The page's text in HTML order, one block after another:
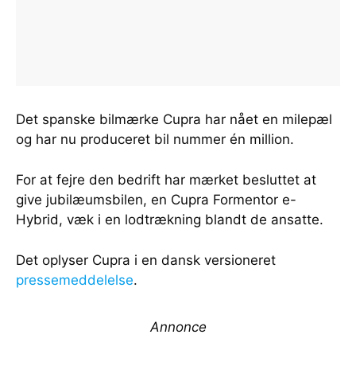
Det spanske bilmærke Cupra har nået en milepæl
og har nu produceret bil nummer én million.
For at fejre den bedrift har mærket besluttet at
give jubilæumsbilen, en Cupra Formentor e-
Hybrid, væk i en lodtrækning blandt de ansatte.
Det oplyser Cupra i en dansk versioneret
pressemeddelelse.
Annonce